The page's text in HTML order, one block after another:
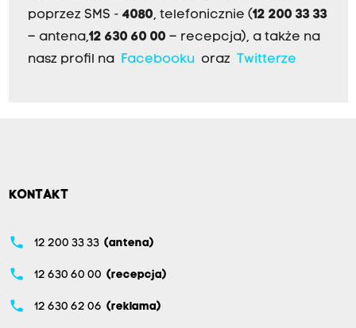
poprzez SMS - 4080, telefonicznie (12 200 33 33
– antena,12 630 60 00 – recepcja), a także na
nasz profil na
Facebookuoraz Twitterze
KONTAKT
phone 12 200 33 33 (antena)
phone 12 630 60 00 (recepcja)
phone 12 630 62 06 (reklama)